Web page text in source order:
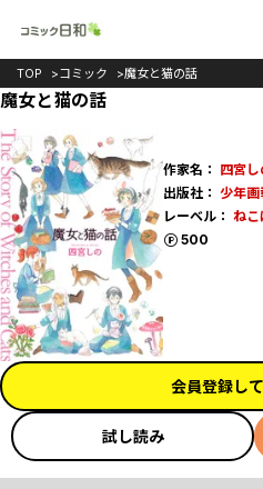
TOP コミック 魔女と猫の話
魔女と猫の話
作家名： 四宮し
出版社： 少年画
レーベル： ねこ
500
ポイント
会員登録し
試し読み